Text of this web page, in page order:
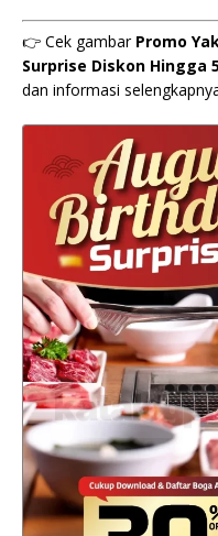
👉 Cek gambar Promo
Surprise Diskon Hingga
dan informasi